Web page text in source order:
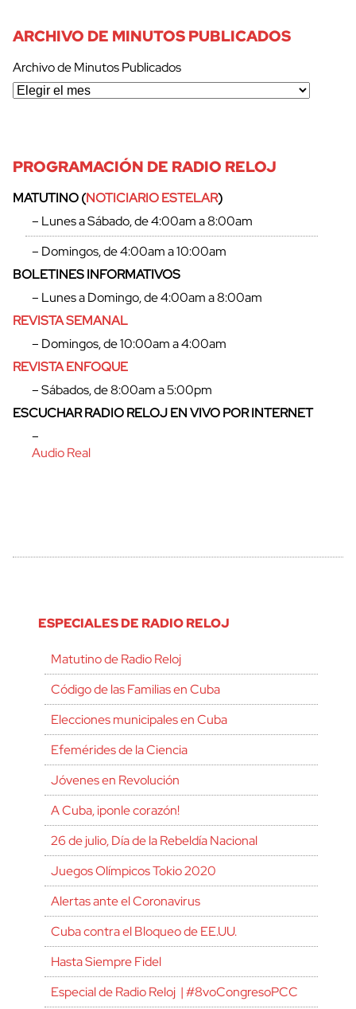
ARCHIVO DE MINUTOS PUBLICADOS
Archivo de Minutos Publicados
PROGRAMACIÓN DE RADIO RELOJ
MATUTINO (NOTICIARIO ESTELAR)
– Lunes a Sábado, de 4:00am a 8:00am
– Domingos, de 4:00am a 10:00am
BOLETINES INFORMATIVOS
– Lunes a Domingo, de 4:00am a 8:00am
REVISTA SEMANAL
– Domingos, de 10:00am a 4:00am
REVISTA ENFOQUE
– Sábados, de 8:00am a 5:00pm
ESCUCHAR RADIO RELOJ EN VIVO POR INTERNET
–
Audio Real
ESPECIALES DE RADIO RELOJ
Matutino de Radio Reloj
Código de las Familias en Cuba
Elecciones municipales en Cuba
Efemérides de la Ciencia
Jóvenes en Revolución
A Cuba, ¡ponle corazón!
26 de julio, Día de la Rebeldía Nacional
Juegos Olímpicos Tokio 2020
Alertas ante el Coronavirus
Cuba contra el Bloqueo de EE.UU.
Hasta Siempre Fidel
Especial de Radio Reloj | #8voCongresoPCC